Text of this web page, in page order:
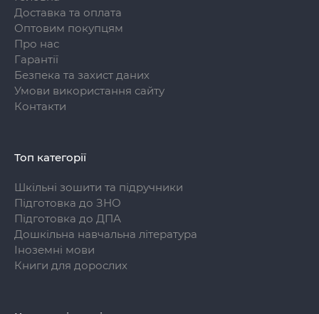
Доставка та оплата
Оптовим покупцям
Про нас
Гарантії
Безпека та захист даних
Умови використання сайту
Контакти
Топ категорії
Шкільні зошити та підручники
Підготовка до ЗНО
Підготовка до ДПА
Дошкільна навчальна література
Іноземні мови
Книги для дорослих